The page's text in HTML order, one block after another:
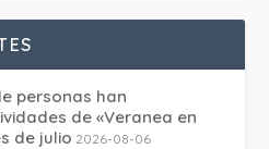
personas han
de «Veranea en
de julio 2026-08-06